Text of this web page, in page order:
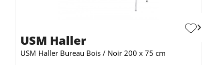
USM Haller
USM Haller Bureau Bois / Noir 200 x 75 cm